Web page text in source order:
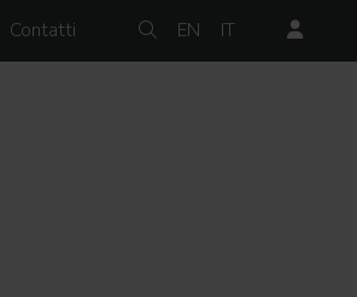
Contatti EN IT